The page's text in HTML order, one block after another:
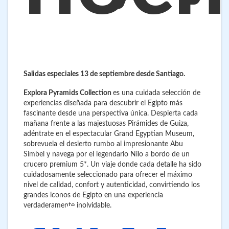
Salidas especiales 13 de septiembre desde Santiago.
Explora Pyramids Collection es una cuidada selección de
experiencias diseñada para descubrir el Egipto más
fascinante desde una perspectiva única. Despierta cada
mañana frente a las majestuosas Pirámides de Guiza,
adéntrate en el espectacular Grand Egyptian Museum,
sobrevuela el desierto rumbo al impresionante Abu
Simbel y navega por el legendario Nilo a bordo de un
crucero premium 5*. Un viaje donde cada detalle ha sido
cuidadosamente seleccionado para ofrecer el máximo
nivel de calidad, confort y autenticidad, convirtiendo los
grandes iconos de Egipto en una experiencia
verdaderamente inolvidable.